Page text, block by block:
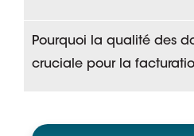
Pourquoi la qualité des
cruciale pour la